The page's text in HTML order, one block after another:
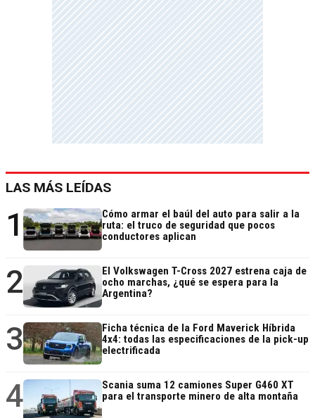
LAS MÁS LEÍDAS
1
Cómo armar el baúl del auto para salir a la
ruta: el truco de seguridad que pocos
conductores aplican
2
El Volkswagen T-Cross 2027 estrena caja de
ocho marchas, ¿qué se espera para la
Argentina?
3
Ficha técnica de la Ford Maverick Híbrida
4x4: todas las especificaciones de la pick-up
electrificada
4
Scania suma 12 camiones Super G460 XT
para el transporte minero de alta montaña